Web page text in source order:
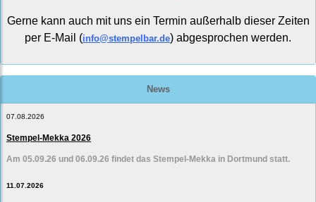
Gerne kann auch mit uns ein Termin außerhalb dieser Zeiten
per E-Mail (info@stempelbar.de) abgesprochen werden.
News
07.08.2026
Stempel-Mekka 2026
Am 05.09.26 und 06.09.26 findet das Stempel-Mekka in Dortmund statt.
11.07.2026